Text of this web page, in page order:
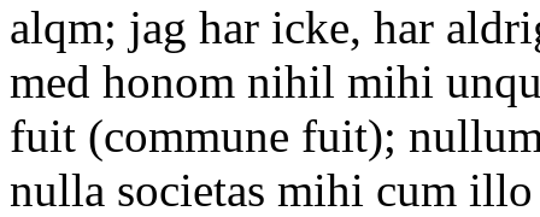
alqm; jag har icke, har
med honom nihil mihi
fuit (commune fuit);
nulla societas mihi cum